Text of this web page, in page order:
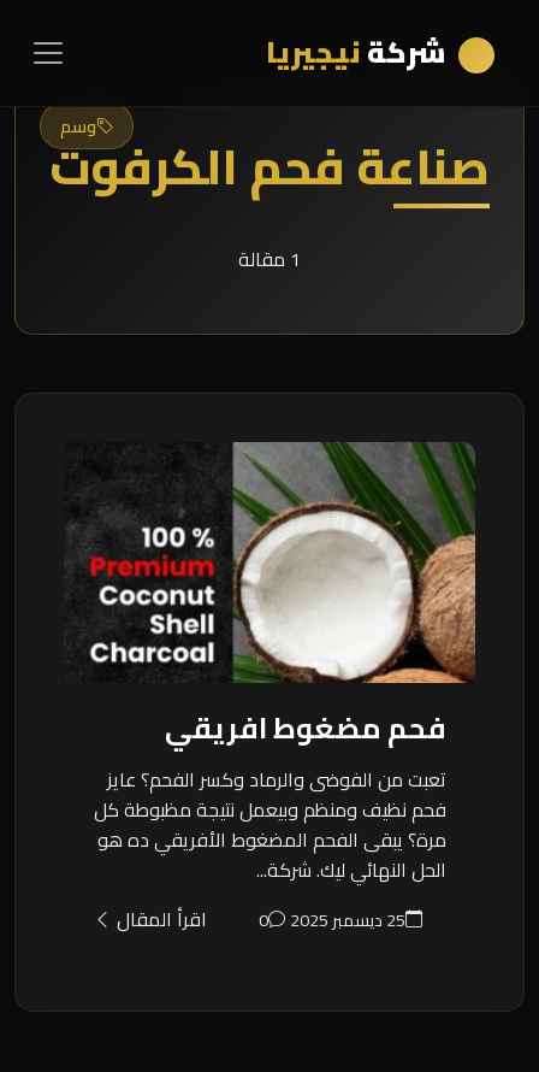
شركةنيجيريا
وسم
صناعة فحم الكرفوت
1 مقالة
فحم مضغوط افريقي
تعبت من الفوضى والرماد وكسر الفحم؟ عايز
فحم نظيف ومنظم وبيعمل نتيجة مظبوطة كل
مرة؟ يبقى الفحم المضغوط الأفريقي ده هو
الحل النهائي ليك. شركة...
25 ديسمبر 2025 0 اقرأ المقال